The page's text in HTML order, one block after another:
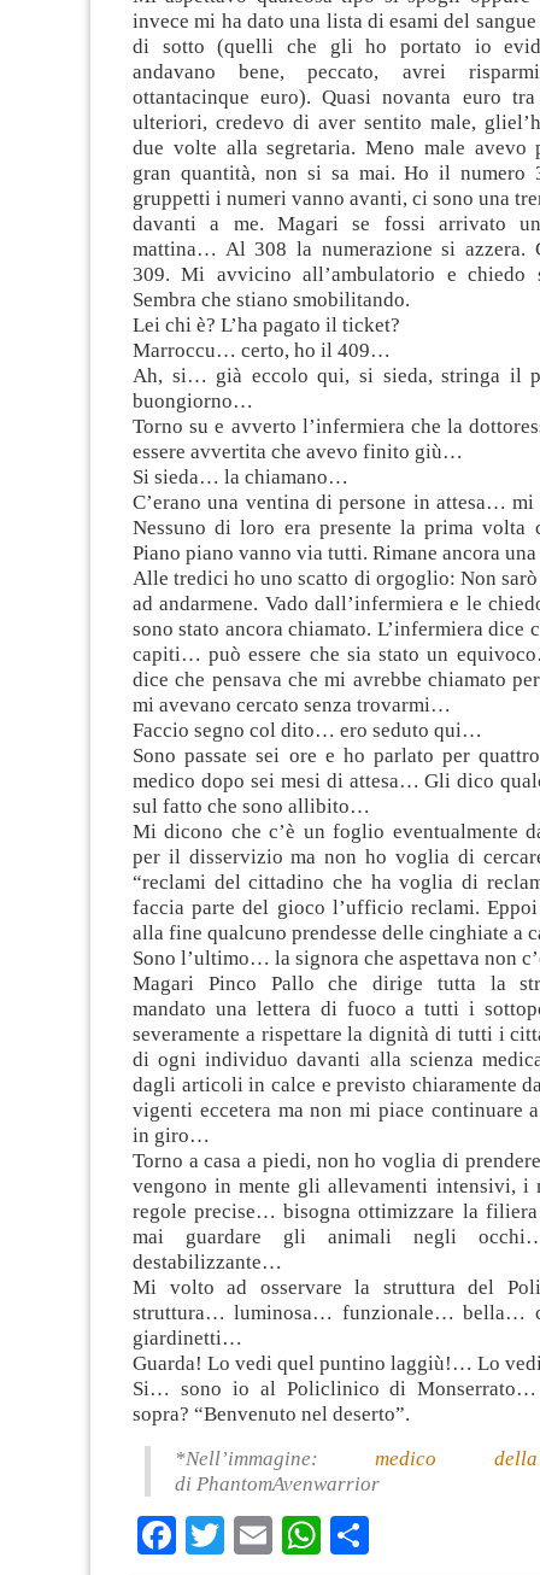
invece mi ha dato una lista di esami del
di sotto (quelli che gli ho portato io
andavano bene, peccato, avrei
ottantacinque euro). Quasi novanta euro
ulteriori, credevo di aver sentito male,
due volte alla segretaria. Meno male avevo
gran quantità, non si sa mai. Ho il numero
gruppetti i numeri vanno avanti, ci sono una
davanti a me. Magari se fossi arrivato
mattina… Al 308 la numerazione si
309. Mi avvicino all’ambulatorio e chiedo
Sembra che stiano smobilitando.
Lei chi è? L’ha pagato il ticket?
Marroccu… certo, ho il 409…
Ah, si… già eccolo qui, si sieda, stringa il
buongiorno…
Torno su e avverto l’infermiera che la
essere avvertita che avevo finito giù…
Si sieda… la chiamano…
C’erano una ventina di persone in attesa… mi
Nessuno di loro era presente la prima volta
Piano piano vanno via tutti. Rimane ancora
Alle tredici ho uno scatto di orgoglio: Non
ad andarmene. Vado dall’infermiera e le
sono stato ancora chiamato. L’infermiera dice
capiti… può essere che sia stato un
dice che pensava che mi avrebbe chiamato
mi avevano cercato senza trovarmi…
Faccio segno col dito… ero seduto qui…
Sono passate sei ore e ho parlato per
medico dopo sei mesi di attesa… Gli dico
sul fatto che sono allibito…
Mi dicono che c’è un foglio eventualmente
per il disservizio ma non ho voglia di
“reclami del cittadino che ha voglia di
faccia parte del gioco l’ufficio reclami.
alla fine qualcuno prendesse delle cinghiate a
Sono l’ultimo… la signora che aspettava non
Magari Pinco Pallo che dirige tutta la
mandato una lettera di fuoco a tutti i
severamente a rispettare la dignità di tutti i
di ogni individuo davanti alla scienza
dagli articoli in calce e previsto chiaramente
vigenti eccetera ma non mi piace continuare
in giro…
Torno a casa a piedi, non ho voglia di
vengono in mente gli allevamenti intensivi, i
regole precise… bisogna ottimizzare la
mai guardare gli animali negli
destabilizzante…
Mi volto ad osservare la struttura del
struttura… luminosa… funzionale… bella…
giardinetti…
Guarda! Lo vedi quel puntino laggiù!… Lo
Si… sono io al Policlinico di
sopra? “Benvenuto nel deserto”.
*Nell’immagine:
medico
di PhantomAvenwarrior
Facebook
TwitterEmailWhatsApp